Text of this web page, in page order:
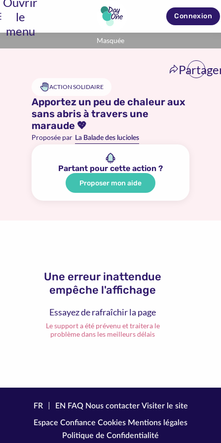
le
menu
Connexion
Masquée
ACTION SOLIDAIRE
Apportez un peu de chaleur aux
sans abris à travers une
maraude 💖
Proposée par La Balade des lucioles
Partant pour cette action ?
Proposer mon aide
Une erreur inattendue
empêche l'affichage
Essayez de rafraîchir la page
Le support a été prévenu et traitera le
problème dans les meilleurs délais
FR | EN FAQ Nous contacter Visiter le site
Espace Confiance Cookies Mentions légales
Politique de Confidentialité